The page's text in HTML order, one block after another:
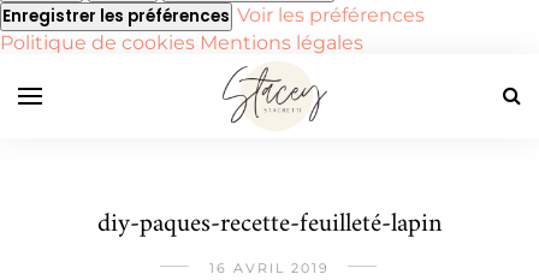
Enregistrer les préférences Voir les préférences
Politique de cookies Mentions légales
diy-paques-recette-feuilleté-lapin
16 AVRIL 2019